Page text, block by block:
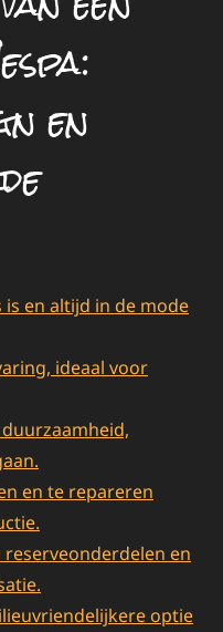
en
en altijd in de mode
ideaal voor
en te repareren
en
optie